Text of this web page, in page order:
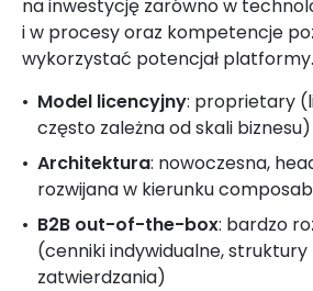
na inwestycję zarówno w
i w procesy oraz kompetencje
wykorzystać potencjał platformy.
Model licencyjny: proprietary
często zależna od skali biznesu)
Architektura: nowoczesna,
rozwijana w kierunku
B2B out-of-the-box: bardzo
(cenniki indywidualne,
zatwierdzania)